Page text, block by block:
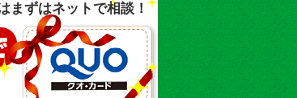
まずはネットで相談！